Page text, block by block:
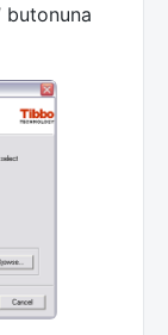
butonuna